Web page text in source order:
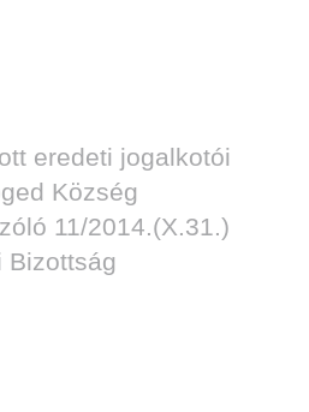
eredeti jogalkotói
Község
11/2014.(X.31.)
Bizottság